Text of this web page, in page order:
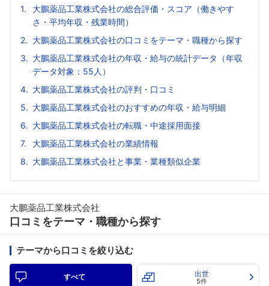
大鵬薬品工業株式会社の総合評価・スコア（働きやす
さ・平均年収・残業時間）
大鵬薬品工業株式会社の口コミをテーマ・職種から探す
大鵬薬品工業株式会社の年収・給与の統計データ（年収
データ対象：55人）
大鵬薬品工業株式会社の評判・口コミ
大鵬薬品工業株式会社のおすすめの年収・給与明細
大鵬薬品工業株式会社の転職・中途採用面接
大鵬薬品工業株式会社の業績情報
大鵬薬品工業株式会社と事業・業種類似企業
大鵬薬品工業株式会社
口コミをテーマ・職種から探す
テーマから口コミを絞り込む
すべて 出世
5件